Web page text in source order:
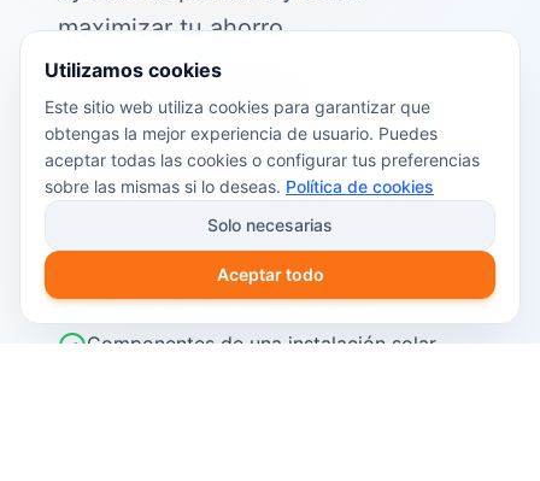
maximizar tu ahorro.
📖 Contenido de la guía:
Cómo funciona el autoconsumo
fotovoltaico
Ayudas y subvenciones disponibles en
2026
Cálculo del retorno de inversión
Componentes de una instalación solar
Utilizamos cookies
Este sitio web utiliza cookies para garantizar que
obtengas la mejor experiencia de usuario. Puedes
aceptar todas las cookies o configurar tus preferencias
sobre las mismas si lo deseas. Política de cookies
Solo necesarias
Aceptar todo